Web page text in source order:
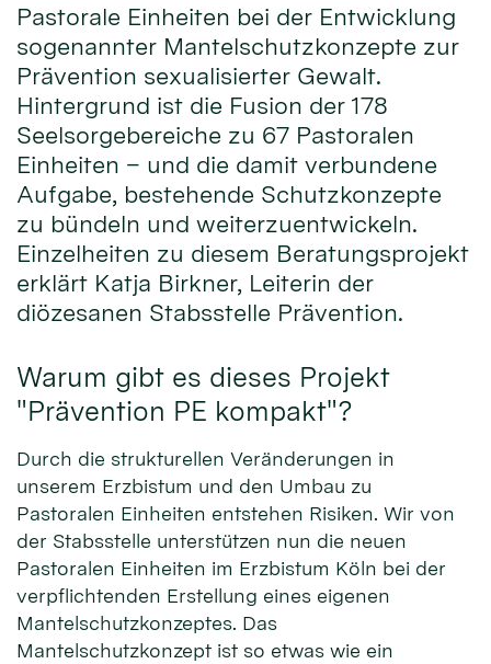
Pastorale Einheiten bei der Entwicklung
sogenannter Mantelschutzkonzepte zur
Prävention sexualisierter Gewalt.
Hintergrund ist die Fusion der 178
Seelsorgebereiche zu 67 Pastoralen
Einheiten – und die damit verbundene
Aufgabe, bestehende Schutzkonzepte
zu bündeln und weiterzuentwickeln.
Einzelheiten zu diesem Beratungsprojekt
erklärt Katja Birkner, Leiterin der
diözesanen Stabsstelle Prävention.
Warum gibt es dieses Projekt
"Prävention PE kompakt"?
Durch die strukturellen Veränderungen in
unserem Erzbistum und den Umbau zu
Pastoralen Einheiten entstehen Risiken. Wir von
der Stabsstelle unterstützen nun die neuen
Pastoralen Einheiten im Erzbistum Köln bei der
verpflichtenden Erstellung eines eigenen
Mantelschutzkonzeptes. Das
Mantelschutzkonzept ist so etwas wie ein